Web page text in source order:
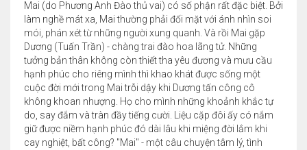
Mai (do Phương Anh Đào thủ vai) có số phận rất đặc biệt. Bởi
làm nghề mát xa, Mai thường phải đối mặt với ánh nhìn soi
mói, phán xét từ những người xung quanh. Và rồi Mai gặp
Dương (Tuấn Trần) - chàng trai đào hoa lãng tử. Những
tưởng bản thân không còn thiết tha yêu đương và mưu cầu
hạnh phúc cho riêng mình thì khao khát được sống một
cuộc đời mới trong Mai trỗi dậy khi Dương tấn công cô
không khoan nhượng. Họ cho mình những khoảnh khắc tự
do, say đắm và tràn đầy tiếng cười. Liệu cặp đôi ấy có nắm
giữ được niềm hạnh phúc đó dài lâu khi miệng đời lắm khi
cay nghiệt, bất công? "Mai" - một câu chuyện tâm lý, tình